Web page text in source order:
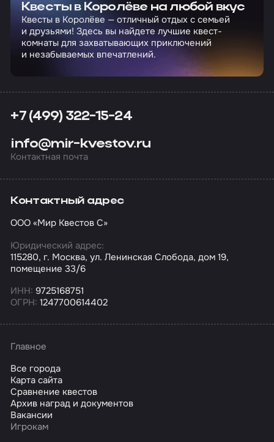
Квесты в Королёве на любой вкус
Квесты в Королёве — отличный отдых с семьей
и друзьями! Здесь вы найдете лучшие квест-
комнаты для захватывающих приключений
и незабываемых впечатлений.
+7 (499) 322-15-24
info@mir-kvestov.ru
Контактная почта
Контактный адрес
ООО «Мир Квестов С»
Юридический адрес:
115280, г. Москва, ул. Ленинская Слобода, дом 19,
помещение 33/6
ИНН: 9725168751
ОГРН: 1247700614402
Главное
Все города
Карта сайта
Сравнение квестов
Архив наград и документов
Вакансии
Игрокам